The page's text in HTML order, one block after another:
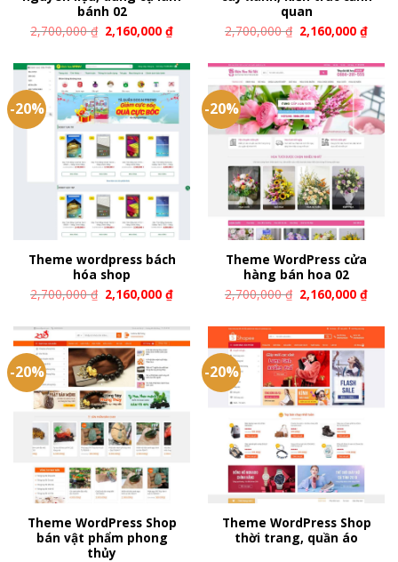
bánh 02
2,700,000₫ 2,160,000₫
quan
2,700,000₫ 2,160,000₫
-20%
Theme wordpress bách
hóa shop
2,700,000₫ 2,160,000₫
-20%
Theme WordPress cửa
hàng bán hoa 02
2,700,000₫ 2,160,000₫
-20%
Theme WordPress Shop
bán vật phẩm phong
thủy
-20%
Theme WordPress Shop
thời trang, quần áo